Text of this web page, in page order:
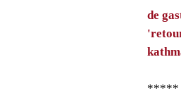
de
*****